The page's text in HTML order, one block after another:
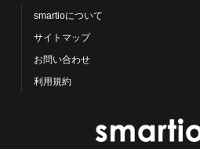
smartioについて
サイトマップ
お問い合わせ
利用規約